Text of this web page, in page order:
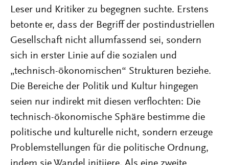
Leser und Kritiker zu begegnen suchte. Erstens
betonte er, dass der Begriff der postindustriellen
Gesellschaft nicht allumfassend sei, sondern
sich in erster Linie auf die sozialen und
„technisch-ökonomischen“ Strukturen beziehe.
Die Bereiche der Politik und Kultur hingegen
seien nur indirekt mit diesen verflochten: Die
technisch-ökonomische Sphäre bestimme die
politische und kulturelle nicht, sondern erzeuge
Problemstellungen für die politische Ordnung,